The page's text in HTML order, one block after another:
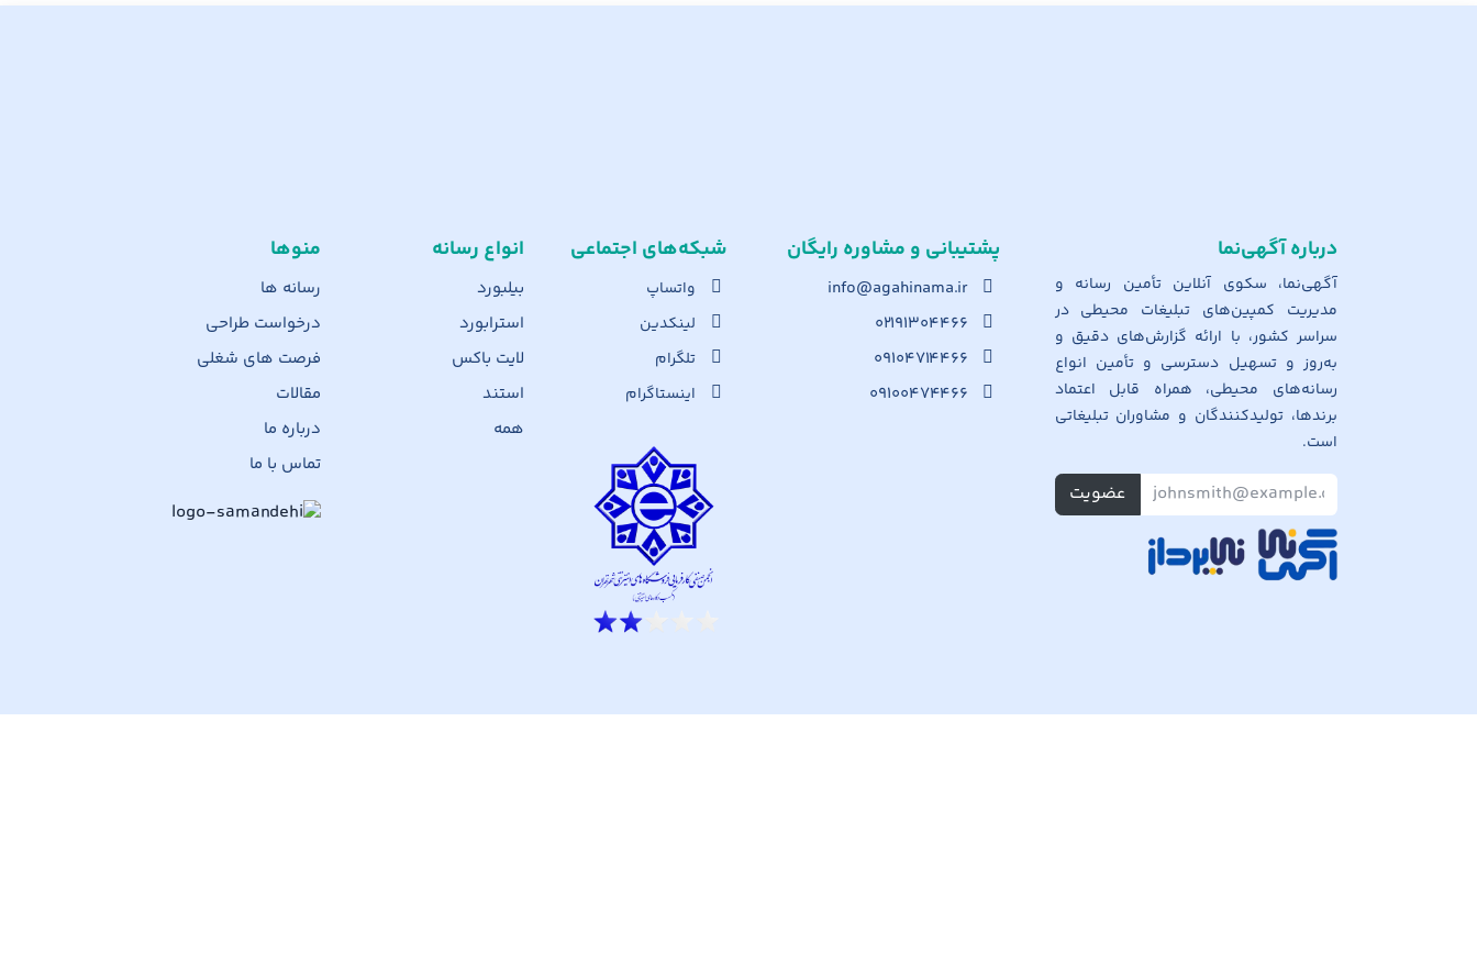
منوها
رسانه ها
درخواست طراحی
فرصت های شغلی
مقالات
درباره ما
تماس با ما
انواع رسانه
بیلبورد
استرابورد
لایت باکس
استند
همه
شبکه‌های اجت​ماعی
واتساپ
لینکدین
تلگرام
اینستاگرام
پشتیبانی و مشاوره رایگان
info@agahinama.ir
۰۲۱۹۱۳۰۴۴۶۶
۰۹۱۰۴۷۱۴۴۶۶
۰۹۱۰۰۴۷۴۴۶۶
درباره آگهی‌نما
آگهی‌نما، سکوی آنلاین تأمین رسانه و
مدیریت کمپین‌های تبلیغات محیطی در
سراسر کشور، با ارائه گزارش‌های دقیق و
به‌روز و تسهیل دسترسی و تأمین انواع
رسانه‌های محیطی، همراه قابل اعتماد
برندها، تولیدکنندگان و مشاوران تبلیغاتی
است.
عضویت